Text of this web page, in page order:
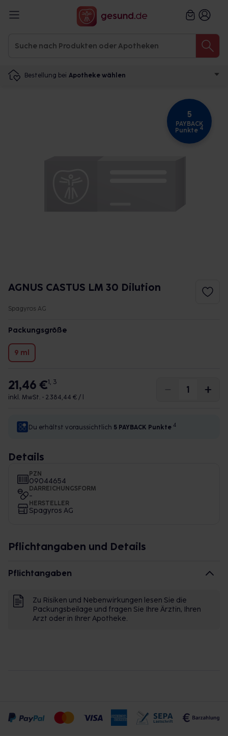
Bestellung bei Apotheke wählen
5
PAYBACK
Punkte 4
AGNUS CASTUS LM 30 Dilution
Spagyros AG
Packungsgröße
9 ml
21,46 €1, 3
inkl. MwSt. • 2.384,44 € / l
Du erhältst voraussichtlich 5 PAYBACK Punkte 4
Details
PZN
09044654
DARREICHUNGSFORM
-
HERSTELLER
Spagyros AG
Pflichtangaben und Details
Pflichtangaben
Zu Risiken und Nebenwirkungen lesen Sie die
Packungsbeilage und fragen Sie Ihre Ärztin, Ihren
Arzt oder in Ihrer Apotheke.